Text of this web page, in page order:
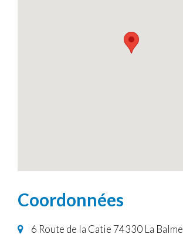
Coordonnées
6 Route de la Catie 74330 La